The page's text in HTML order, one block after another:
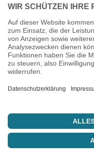
nbiSuite - Produkt Verwaltung
Ihr IT-Dienstleister aus
individuelle Lösungen seit
Produkte
Unternehmen
Über unsResellerReferenzen